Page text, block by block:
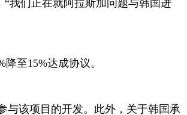
我们正在就阿拉斯加问题与韩国进
降至15%达成协议。
与该项目的开发。此外，关于韩国承